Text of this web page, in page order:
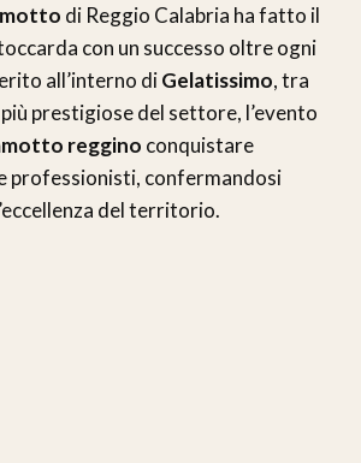
di Reggio Calabria ha fatto il
con un successo oltre ogni
all’interno diGelatissimo, tra
prestigiose del settore, l’evento
reggino conquistare
professionisti, confermandosi
del territorio.